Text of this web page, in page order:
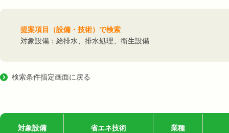
提案項目（設備・技術）で検索
対象設備：給排水、排水処理、衛生設備
検索条件指定画面に戻る
対象設備 省エネ技術 業種